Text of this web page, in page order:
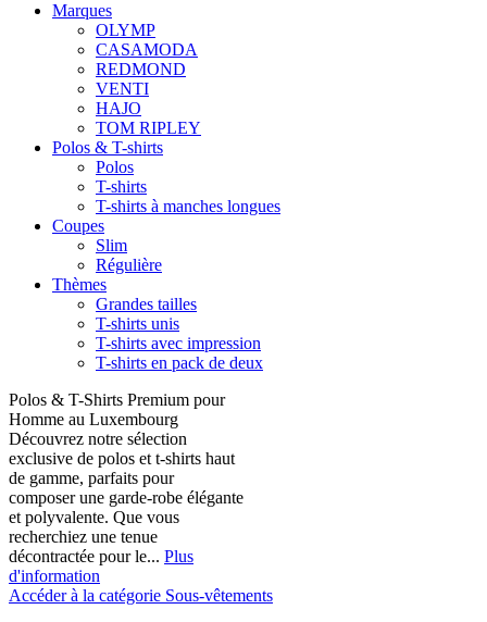
Marques
OLYMP
CASAMODA
REDMOND
VENTI
HAJO
TOM RIPLEY
Polos & T-shirts
Polos
T-shirts
T-shirts à manches longues
Coupes
Slim
Régulière
Thèmes
Grandes tailles
T-shirts unis
T-shirts avec impression
T-shirts en pack de deux
Polos & T-Shirts Premium pour
Homme au Luxembourg
Découvrez notre sélection
exclusive de polos et t-shirts haut
de gamme, parfaits pour
composer une garde-robe élégante
et polyvalente. Que vous
recherchiez une tenue
décontractée pour le... Plus
d'information
Accéder à la catégorie Sous-vêtements